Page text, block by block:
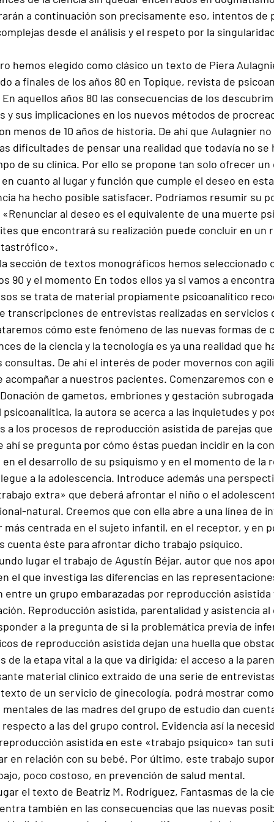
a continuación son precisamente eso, intentos de
desde el análisis y el respeto por la
hemos elegido como clásico un texto de Piera
a finales de los años 80 en Topique, revista de
En aquellos años 80 las consecuencias de los
y sus implicaciones en los nuevos métodos de
menos de 10 años de historia. De ahí que Aulagnier
dificultades de pensar una realidad que todavía no se
de su clínica. Por ello se propone tan solo ofrecer
cuanto al lugar y función que cumple el deseo en
ha hecho posible satisfacer. Podríamos resumir su
al deseo es el equivalente de una muerte
que encontrará su realización puede concluir en un
sección de textos monográficos hemos seleccionado
90 y el momento En todos ellos ya si vamos a
se trata de material propiamente psicoanalítico
transcripciones de entrevistas realizadas en
cómo este fenómeno de las nuevas formas de
de la ciencia y la tecnología es ya una realidad que
consultas. De ahí el interés de poder movernos con
acompañar a nuestros pacientes. Comenzaremos con
de gametos, embriones y gestación
la autora se acerca a las inquietudes y
a los procesos de reproducción asistida de parejas
ahí se pregunta por cómo éstas puedan incidir en la
el desarrollo de su psiquismo y en el momento de la
a la adolescencia. Introduce además una
extra» que deberá afrontar el niño o el
natural. Creemos que con ella abre a una línea de
centrada en el sujeto infantil, en el receptor, y en
cuenta éste para afrontar dicho trabajo psíquico.
lugar el trabajo de Agustín Béjar, autor que nos
el que investiga las diferencias en las
entre un grupo embarazadas por reproducción
Reproducción asistida, parentalidad y asistencia
a la pregunta de si la problemática previa de
de reproducción asistida dejan una huella que
de la etapa vital a la que va dirigida; el acceso a la
material clínico extraído de una serie de
de un servicio de ginecología, podrá mostrar
de las madres del grupo de estudio dan
a las del grupo control. Evidencia así la
asistida en este «trabajo psíquico» tan
en relación con su bebé. Por último, este trabajo
poco costoso, en prevención de salud mental.
el texto de Beatriz M. Rodríguez, Fantasmas de la
también en las consecuencias que las nuevas